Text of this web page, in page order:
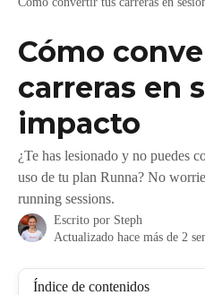
Cómo
carreras en
impacto
¿Te has lesionado y no puedes
uso de tu plan Runna? No
running sessions.
Escrito por Steph
Actualizado hace más de 2
Índice de contenidos